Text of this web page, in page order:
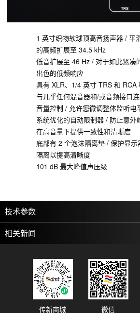
1 英寸织物软球顶高音扬声器 / 平
的高频扩展至 34.5 kHz
低音扩展至 46 Hz / 对于如此紧凑
出色的低频响应
具有 XLR、1/4 英寸 TRS 和 RCA
与几乎任何混音器和/或音频接口
音量控制 / 允许您微调整体监听电
系统优化的自动限制器 / 防止意外
在高音量下提供一致性和清晰度
底部有 2 个泡沫隔离垫 / 保护显
隔离以提高清晰度
101 dB 最大峰值声压级
技术参数
相关新闻
传新商城 微信